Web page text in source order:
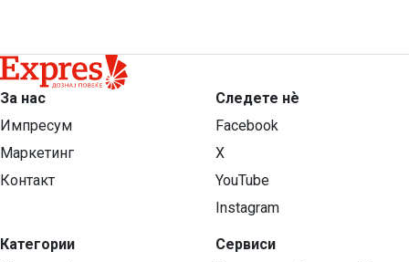
За нас
Импресум
Маркетинг
Контакт
Категории
Следете нѐ
Facebook
X
YouTube
Instagram
Сервиси